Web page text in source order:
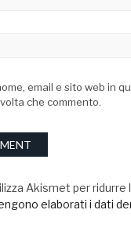
email e sito web in
che commento.
Akismet per ridurre
elaborati i dati